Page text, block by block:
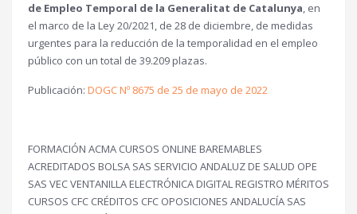
de Empleo Temporal de la Generalitat de Catalunya, en
el marco de la Ley 20/2021, de 28 de diciembre, de medidas
urgentes para la reducción de la temporalidad en el empleo
público con un total de 39.209 plazas.
Publicación: DOGC Nº 8675 de 25 de mayo de 2022
FORMACIÓN ACMA CURSOS ONLINE BAREMABLES
ACREDITADOS BOLSA SAS SERVICIO ANDALUZ DE SALUD OPE
SAS VEC VENTANILLA ELECTRÓNICA DIGITAL REGISTRO MÉRITOS
CURSOS CFC CRÉDITOS CFC OPOSICIONES ANDALUCÍA SAS